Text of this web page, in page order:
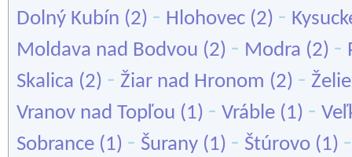
Dolný Kubín (2) - Hlohovec (2) -
Moldava nad Bodvou (2) - Modra (2) -
Skalica (2) - Žiar nad Hronom (2) -
Vranov nad Topľou (1) - Vráble (1) -
Sobrance (1) - Šurany (1) - Štúrovo (1)